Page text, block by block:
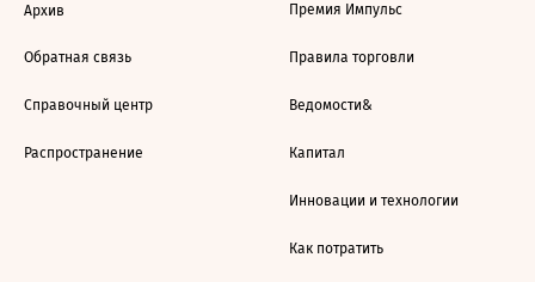
Архив
Обратная связь
Справочный центр
Распространение
Премия Импульс
Правила торговли
Ведомости&
Капитал
Инновации и технологии
Как потратить